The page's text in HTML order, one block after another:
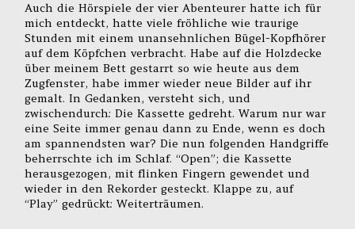
Auch die Hörspiele der vier Abenteurer hatte ich für
mich entdeckt, hatte viele fröhliche wie traurige
Stunden mit einem unansehnlichen Bügel-Kopfhörer
auf dem Köpfchen verbracht. Habe auf die Holzdecke
über meinem Bett gestarrt so wie heute aus dem
Zugfenster, habe immer wieder neue Bilder auf ihr
gemalt. In Gedanken, versteht sich, und
zwischendurch: Die Kassette gedreht. Warum nur war
eine Seite immer genau dann zu Ende, wenn es doch
am spannendsten war? Die nun folgenden Handgriffe
beherrschte ich im Schlaf. “Open”; die Kassette
herausgezogen, mit flinken Fingern gewendet und
wieder in den Rekorder gesteckt. Klappe zu, auf
“Play” gedrückt: Weiterträumen.